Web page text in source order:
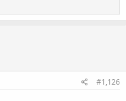
#1,126